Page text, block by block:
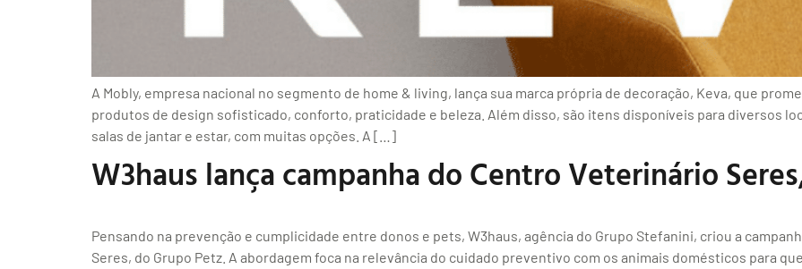
A Mobly, empresa nacional no segmento de home & living, lança sua marca própria de decoração, Keva, que
produtos de design sofisticado, conforto, praticidade e beleza. Além disso, são itens disponíveis para diversos
salas de jantar e estar, com muitas opções. A […]
W3haus lança campanha do Centro Veterinário
Pensando na prevenção e cumplicidade entre donos e pets, W3haus, agência do Grupo Stefanini, criou a
Seres, do Grupo Petz. A abordagem foca na relevância do cuidado preventivo com os animais domésticos para